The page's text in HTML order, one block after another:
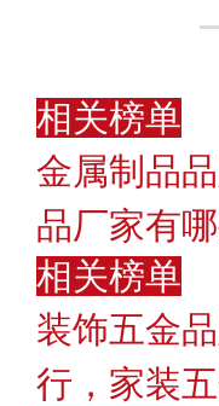
相关榜单
金属制品
品厂家有
相关榜单
装饰五金
行，家装